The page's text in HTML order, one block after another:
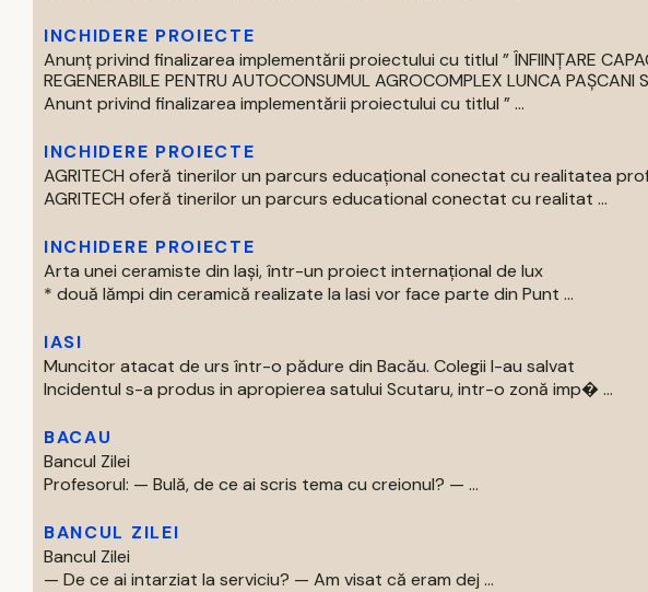
INCHIDERE PROIECTE
Anunț privind finalizarea implementării proiectului cu titlul ” ÎNFIINȚARE
REGENERABILE PENTRU AUTOCONSUMUL AGROCOMPLEX LUNCA PAȘCANI
Anunt privind finalizarea implementării proiectului cu titlul ” ...
INCHIDERE PROIECTE
AGRITECH oferă tinerilor un parcurs educațional conectat cu realitatea
AGRITECH oferă tinerilor un parcurs educational conectat cu realitat ...
INCHIDERE PROIECTE
Arta unei ceramiste din Iași, într-un proiect internațional de lux
* două lămpi din ceramică realizate la Iasi vor face parte din Punt ...
IASI
Muncitor atacat de urs într-o pădure din Bacău. Colegii l-au salvat
Incidentul s-a produs in apropierea satului Scutaru, intr-o zonă imp� ...
BACAU
Bancul Zilei
Profesorul: — Bulă, de ce ai scris tema cu creionul? — ...
BANCUL ZILEI
Bancul Zilei
— De ce ai intarziat la serviciu? — Am visat că eram dej ...